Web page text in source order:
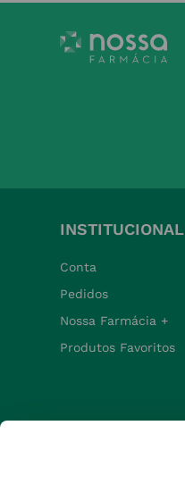
INSTITUCIONAL
Conta
Pedidos
Nossa Farmácia +
Produtos Favoritos